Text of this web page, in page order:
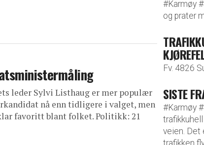
leder Sylvi Listhaug er mer populær
nå enn tidligere i valget, men
favoritt blant folket. Politikk: 21
#Karmøy
og prater
Fv. 4826
SISTE
#Karmøy
veien. Det
trafikken